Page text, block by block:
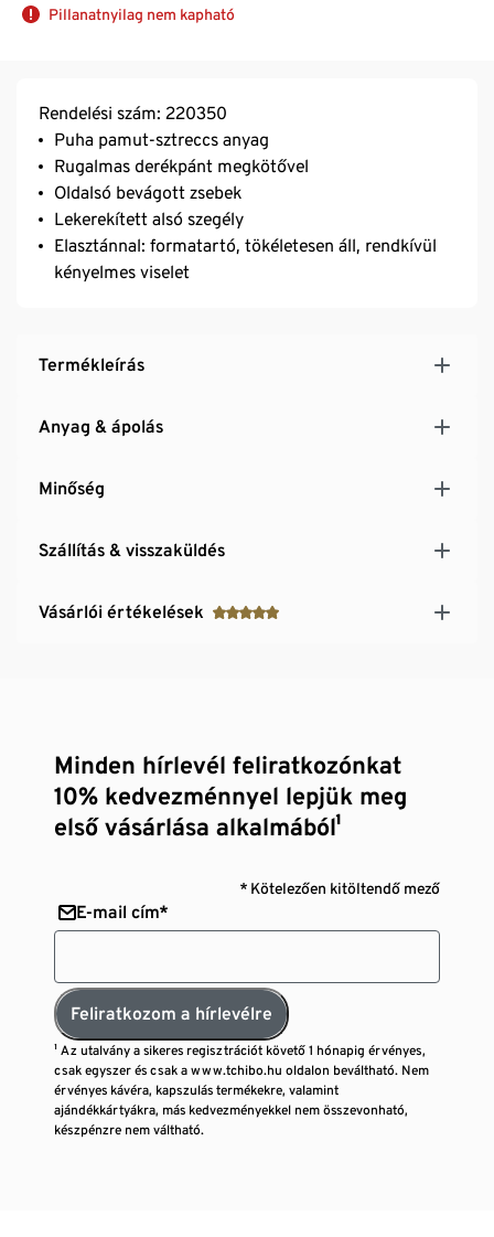
Pillanatnyilag nem kapható
Rendelési szám: 220350
Puha pamut-sztreccs anyag
Rugalmas derékpánt megkötővel
Oldalsó bevágott zsebek
Lekerekített alsó szegély
Elasztánnal: formatartó, tökéletesen áll, rendkívül
kényelmes viselet
Termékleírás
Anyag & ápolás
Minőség
Szállítás & visszaküldés
Vásárlói értékelések
Minden hírlevél feliratkozónkat
10% kedvezménnyel lepjük meg
első vásárlása alkalmából¹
* Kötelezően kitöltendő mező
E-mail cím*
Feliratkozom a hírlevélre
¹ Az utalvány a sikeres regisztrációt követő 1 hónapig érvényes,
csak egyszer és csak a www.tchibo.hu oldalon beváltható. Nem
érvényes kávéra, kapszulás termékekre, valamint
ajándékkártyákra, más kedvezményekkel nem összevonható,
készpénzre nem váltható.